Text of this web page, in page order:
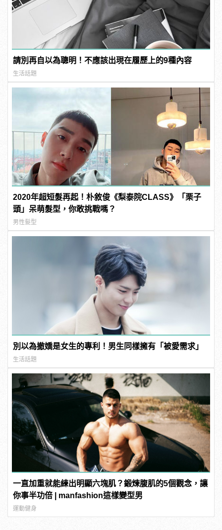
請別再自以為聰明！不應該出現在履歷上的9種內容
生活話題
2020年超短髮再起！朴敘俊《梨泰院CLASS》「栗子
頭」呆萌髮型，你敢挑戰嗎？
男性髮型
別以為撤嬌是女生的專利！男生同樣擁有「被愛需求」
生活話題
一直加重就能練出明顯六塊肌？鍛煉腹肌的5個觀念，讓
你事半功倍 | manfashion這樣變型男
運動健身